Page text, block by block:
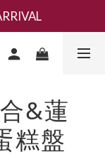
物金
三件享85折 】
&蓮
糕盤